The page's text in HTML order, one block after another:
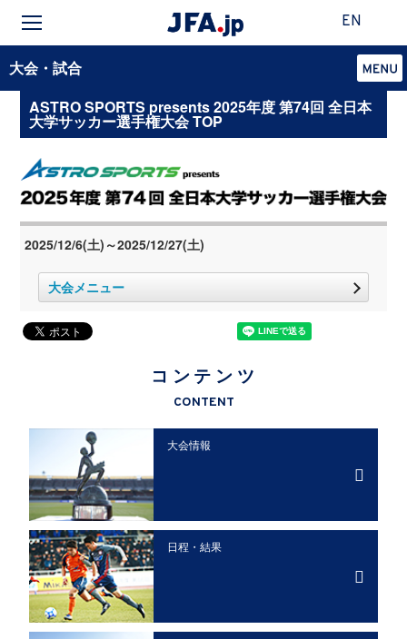
EN
大会・試合
ASTRO SPORTS presents 2025年度 第74回 全日本
大学サッカー選手権大会 TOP
2025/12/6(土)～2025/12/27(土)
大会メニュー
コンテンツ
CONTENT
大会情報
日程・結果